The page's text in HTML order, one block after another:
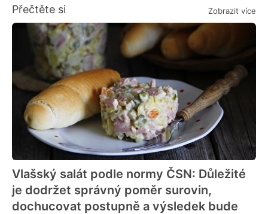
Přečtěte si Zobrazit více
Vlašský salát podle normy ČSN: Důležité
je dodržet správný poměr surovin,
dochucovat postupně a výsledek bude